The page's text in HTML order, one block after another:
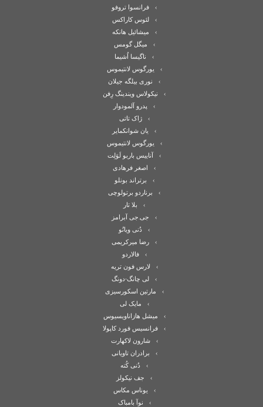
فرانسوا تروفو
لئوس کاراکس
میشائیل هانکه
میگل گومس
ناگیسا اُشیما
یورگوس لانتیموس
نوری بیلگه جیلان
نیکولاس ویندینگ رِفن
پدرو آلمودوار
ژاک تاتی
یان شوانکمایر
یورگوس لانتیموس
آناییس باربو لَوَلِت
اصغر فرهادی
برتراند بونلو
برناردو برتولوچی
بلا تار
جی.جی آبرامز
دُنی ویانُو
رضا میرکریمی
فالاردو
لارس فون تریه
لی چانگ-دونگ
مارتین اسکورسیزی
مایک لی
میشل هازاناویسیوس
فرانسیس فورد کاپولا
شارون لاکهارت
برادران تاویانی
دُنی کُته
جف نیکولز
یوناس مکاس
نوآ بامباک